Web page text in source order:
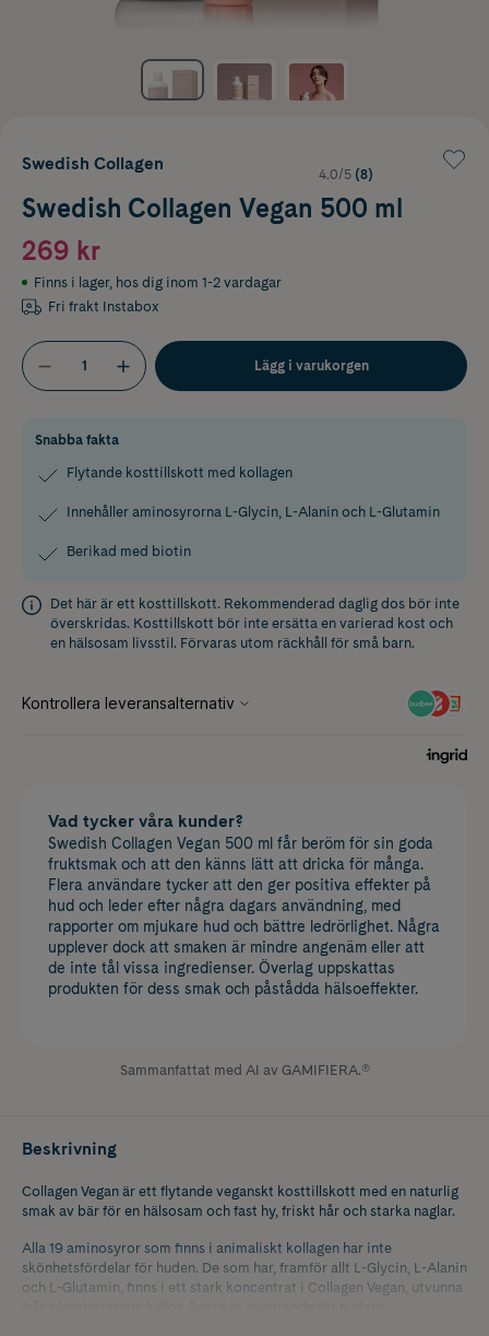
Swedish Collagen
4.0/5 (8)
Swedish Collagen Vegan 500 ml
269 kr
Finns i lager, hos dig inom 1-2 vardagar
Fri frakt Instabox
Lägg i varukorgen
Snabba fakta
Flytande kosttillskott med kollagen
Innehåller aminosyrorna L-Glycin, L-Alanin och L-Glutamin
Berikad med biotin
Det här är ett kosttillskott. Rekommenderad daglig dos bör inte
överskridas. Kosttillskott bör inte ersätta en varierad kost och
en hälsosam livsstil. Förvaras utom räckhåll för små barn.
Vad tycker våra kunder?
Swedish Collagen Vegan 500 ml får beröm för sin goda
fruktsmak och att den känns lätt att dricka för många.
Flera användare tycker att den ger positiva effekter på
hud och leder efter några dagars användning, med
rapporter om mjukare hud och bättre ledrörlighet. Några
upplever dock att smaken är mindre angenäm eller att
de inte tål vissa ingredienser. Överlag uppskattas
produkten för dess smak och påstådda hälsoeffekter.
Sammanfattat med AI av GAMIFIERA.®
Beskrivning
Collagen Vegan är ett flytande veganskt kosttillskott med en naturlig
smak av bär för en hälsosam och fast hy, friskt hår och starka naglar.
Alla 19 aminosyror som finns i animaliskt kollagen har inte
skönhetsfördelar för huden. De som har, framför allt L-Glycin, L-Alanin
och L-Glutamin, finns i ett stark koncentrat i Collagen Vegan, utvunna